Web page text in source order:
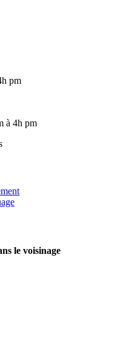
pm
à 4h pm
le voisinage